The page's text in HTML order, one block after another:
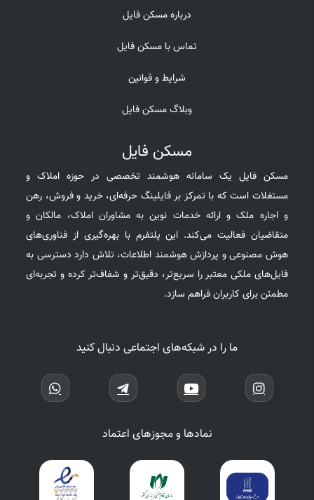
درباره مسکن فایل
تماس با مسکن فایل
شرایط و قوانین
وبلاگ مسکن فایل
مسکن فایل
مسکن فایل یک سامانه هوشمند تخصصی در حوزه املاک و
مستغلات است که با تمرکز بر فایلینگ حرفه‌ای، خرید و فروش، رهن
و اجاره ملک و ارائه خدمات نوین به مشاوران املاک، مالکان و
متقاضیان فعالیت می‌کند. این پلتفرم با بهره‌گیری از فناوری‌های
هوش مصنوعی و پردازش هوشمند اطلاعات، تلاش دارد دسترسی به
فایل‌های ملکی معتبر را سریع‌تر، دقیق‌تر و شفاف‌تر کرده و تجربه‌ای
مطمئن برای کاربران فراهم سازد.
ما را در شبکه‌های اجتماعی دنبال کنید
نمادها و مجوزهای اعتماد